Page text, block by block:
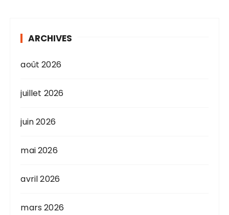
ARCHIVES
août 2026
juillet 2026
juin 2026
mai 2026
avril 2026
mars 2026